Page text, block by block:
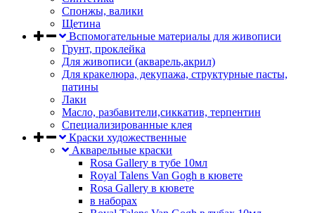
Спонжы, валики
Щетина
Вспомогательные материалы для живописи
Грунт, проклейка
Для живописи (акварель,акрил)
Для кракелюра, декупажа, структурные пасты,
патины
Лаки
Масло, разбавители,сиккатив, терпентин
Специализированные клея
Краски художественные
Акварельные краски
Rosa Gallery в тубе 10мл
Royal Talens Van Gogh в кювете
Rosa Gallery в кювете
в наборах